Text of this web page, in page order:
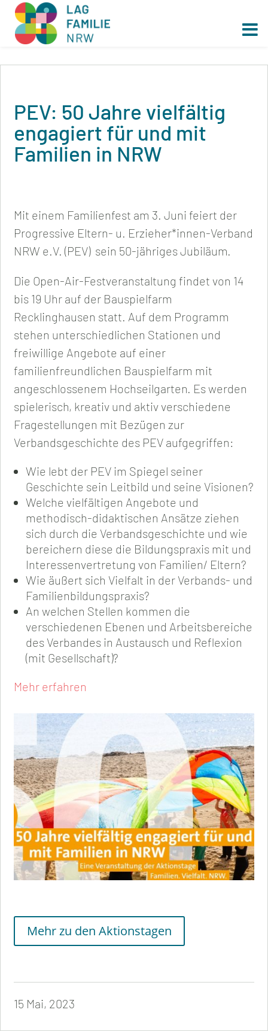
PEV: 50 Jahre vielfältig
engagiert für und mit
Familien in NRW
Mit einem Familienfest am 3. Juni feiert der
Progressive Eltern- u. Erzieher*innen-Verband
NRW e.V. (PEV) sein 50-jähriges Jubiläum.
Die Open-Air-Festveranstaltung findet von 14
bis 19 Uhr auf der Bauspielfarm
Recklinghausen statt. Auf dem Programm
stehen unterschiedlichen Stationen und
freiwillige Angebote auf einer
familienfreundlichen Bauspielfarm mit
angeschlossenem Hochseilgarten. Es werden
spielerisch, kreativ und aktiv verschiedene
Fragestellungen mit Bezügen zur
Verbandsgeschichte des PEV aufgegriffen:
Wie lebt der PEV im Spiegel seiner
Geschichte sein Leitbild und seine Visionen?
Welche vielfältigen Angebote und
methodisch-didaktischen Ansätze ziehen
sich durch die Verbandsgeschichte und wie
bereichern diese die Bildungspraxis mit und
Interessenvertretung von Familien/ Eltern?
Wie äußert sich Vielfalt in der Verbands- und
Familienbildungspraxis?
An welchen Stellen kommen die
verschiedenen Ebenen und Arbeitsbereiche
des Verbandes in Austausch und Reflexion
(mit Gesellschaft)?
Mehr erfahren
Mehr zu den Aktionstagen
15 Mai, 2023